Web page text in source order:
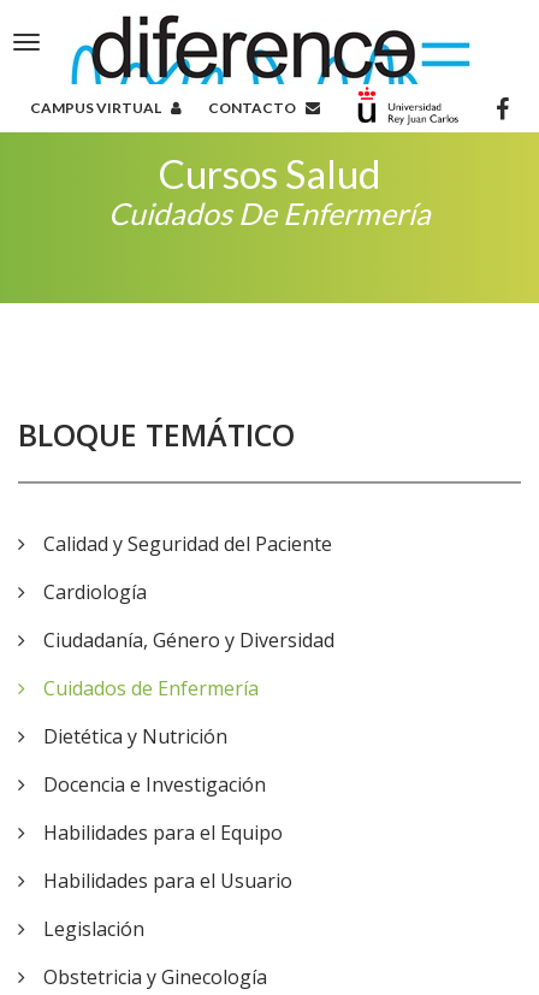
Toggle
navigation
CAMPUS VIRTUAL CONTACTO
Cursos Salud
Cuidados De Enfermería
BLOQUE TEMÁTICO
Calidad y Seguridad del Paciente
Cardiología
Ciudadanía, Género y Diversidad
Cuidados de Enfermería
Dietética y Nutrición
Docencia e Investigación
Habilidades para el Equipo
Habilidades para el Usuario
Legislación
Obstetricia y Ginecología